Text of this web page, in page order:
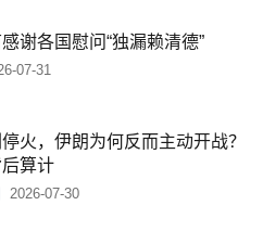
谢各国慰问“独漏赖清德”
07-31
火，伊朗为何反而主动开战？
算计
2026-07-30